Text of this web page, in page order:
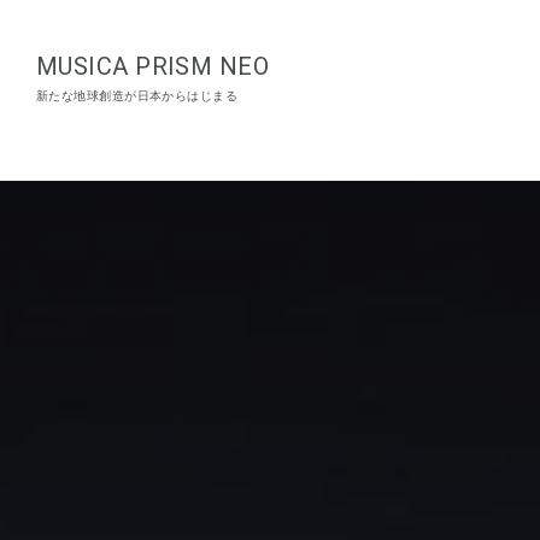
MUSICA PRISM NEO
新たな地球創造が日本からはじまる